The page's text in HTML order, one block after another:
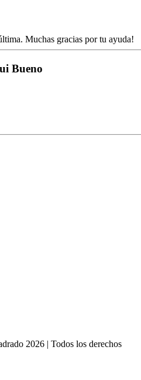
Muchas gracias por tu ayuda!
Bueno
2026 |Todos los derechos